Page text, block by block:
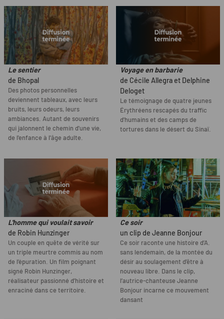
Le sentier
de Bhopal
Des photos personnelles
deviennent tableaux, avec leurs
bruits, leurs odeurs, leurs
ambiances. Autant de souvenirs
qui jalonnent le chemin d'une vie,
de l'enfance à l'âge adulte.
Voyage en barbarie
de Cécile Allegra et Delphine
Deloget
Le témoignage de quatre jeunes
Érythréens rescapés du traffic
d'humains et des camps de
tortures dans le désert du Sinaï.
L'homme qui voulait savoir
de Robin Hunzinger
Un couple en quête de vérité sur
un triple meurtre commis au nom
de l’épuration. Un film poignant
signé Robin Hunzinger,
réalisateur passionné d’histoire et
enraciné dans ce territoire.
Ce soir
un clip de Jeanne Bonjour
Ce soir raconte une histoire d’A.
sans lendemain, de la montée du
désir au soulagement d’être à
nouveau libre. Dans le clip,
l’autrice-chanteuse Jeanne
Bonjour incarne ce mouvement
dansant